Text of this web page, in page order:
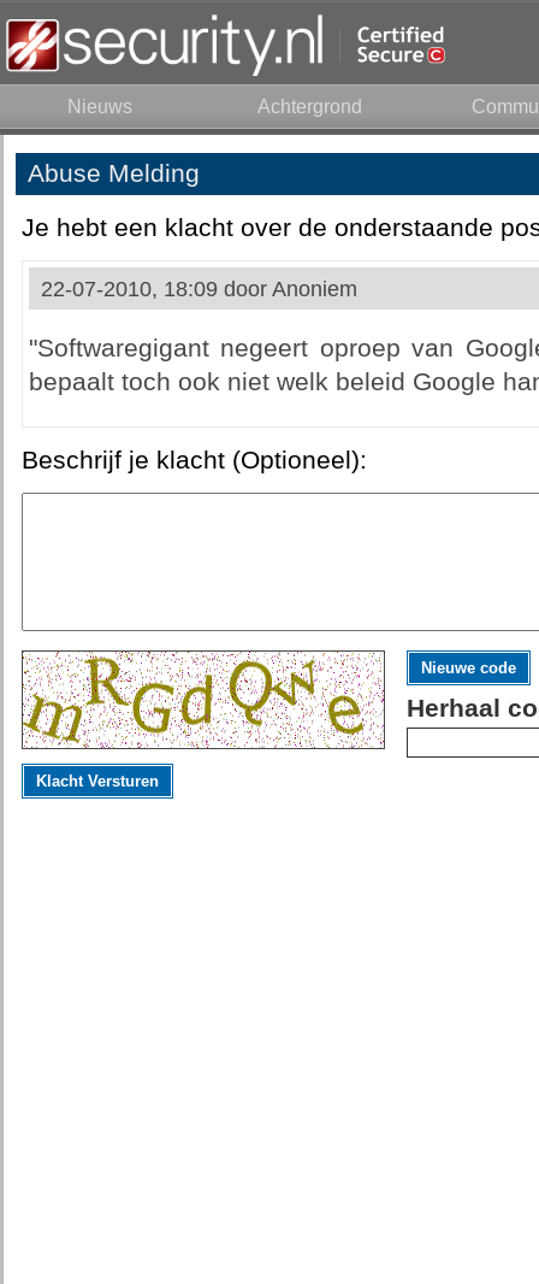
Nieuws Achtergrond
Abuse Melding
Je hebt een klacht over de onderstaande
22-07-2010, 18:09 door Anoniem
"Softwaregigant negeert oproep van
bepaalt toch ook niet welk beleid Google
Beschrijf je klacht (Optioneel):
Nieuwe code
Herhaal
Klacht Versturen